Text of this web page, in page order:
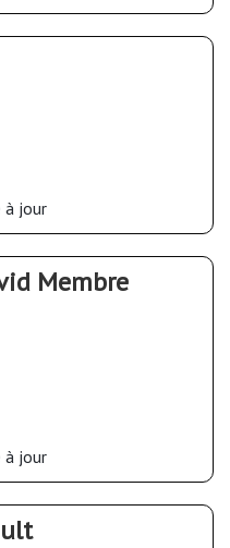
à jour
Membre
à jour